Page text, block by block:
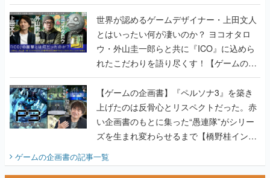
世界が認めるゲームデザイナー・上田文人
とはいったい何が凄いのか？ ヨコオタロ
ウ・外山圭一郎らと共に『ICO』に込めら
れたこだわりを語り尽くす！【ゲームの企
画書】
【ゲームの企画書】『ペルソナ3』を築き
上げたのは反骨心とリスペクトだった。赤
い企画書のもとに集った“愚連隊”がシリー
ズを生まれ変わらせるまで【橋野桂インタ
ゲームの企画書の記事一覧